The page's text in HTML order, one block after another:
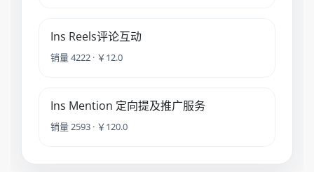
Ins Reels评论互动
销量 4222 · ￥12.0
Ins Mention 定向提及推广服务
销量 2593 · ￥120.0